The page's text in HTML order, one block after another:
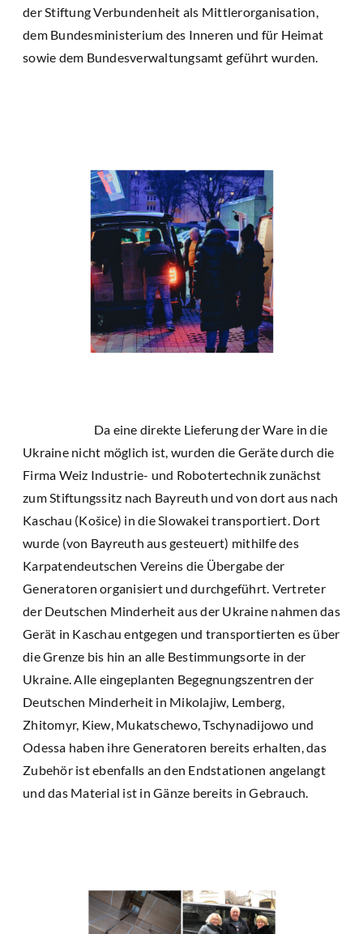
der Stiftung Verbundenheit als Mittlerorganisation,
dem Bundesministerium des Inneren und für Heimat
sowie dem Bundesverwaltungsamt geführt wurden.
Da eine direkte Lieferung der Ware in die
Ukraine nicht möglich ist, wurden die Geräte durch die
Firma Weiz Industrie- und Robotertechnik zunächst
zum Stiftungssitz nach Bayreuth und von dort aus nach
Kaschau (Košice) in die Slowakei transportiert. Dort
wurde (von Bayreuth aus gesteuert) mithilfe des
Karpatendeutschen Vereins die Übergabe der
Generatoren organisiert und durchgeführt. Vertreter
der Deutschen Minderheit aus der Ukraine nahmen das
Gerät in Kaschau entgegen und transportierten es über
die Grenze bis hin an alle Bestimmungsorte in der
Ukraine. Alle eingeplanten Begegnungszentren der
Deutschen Minderheit in Mikolajiw, Lemberg,
Zhitomyr, Kiew, Mukatschewo, Tschynadijowo und
Odessa haben ihre Generatoren bereits erhalten, das
Zubehör ist ebenfalls an den Endstationen angelangt
und das Material ist in Gänze bereits in Gebrauch.